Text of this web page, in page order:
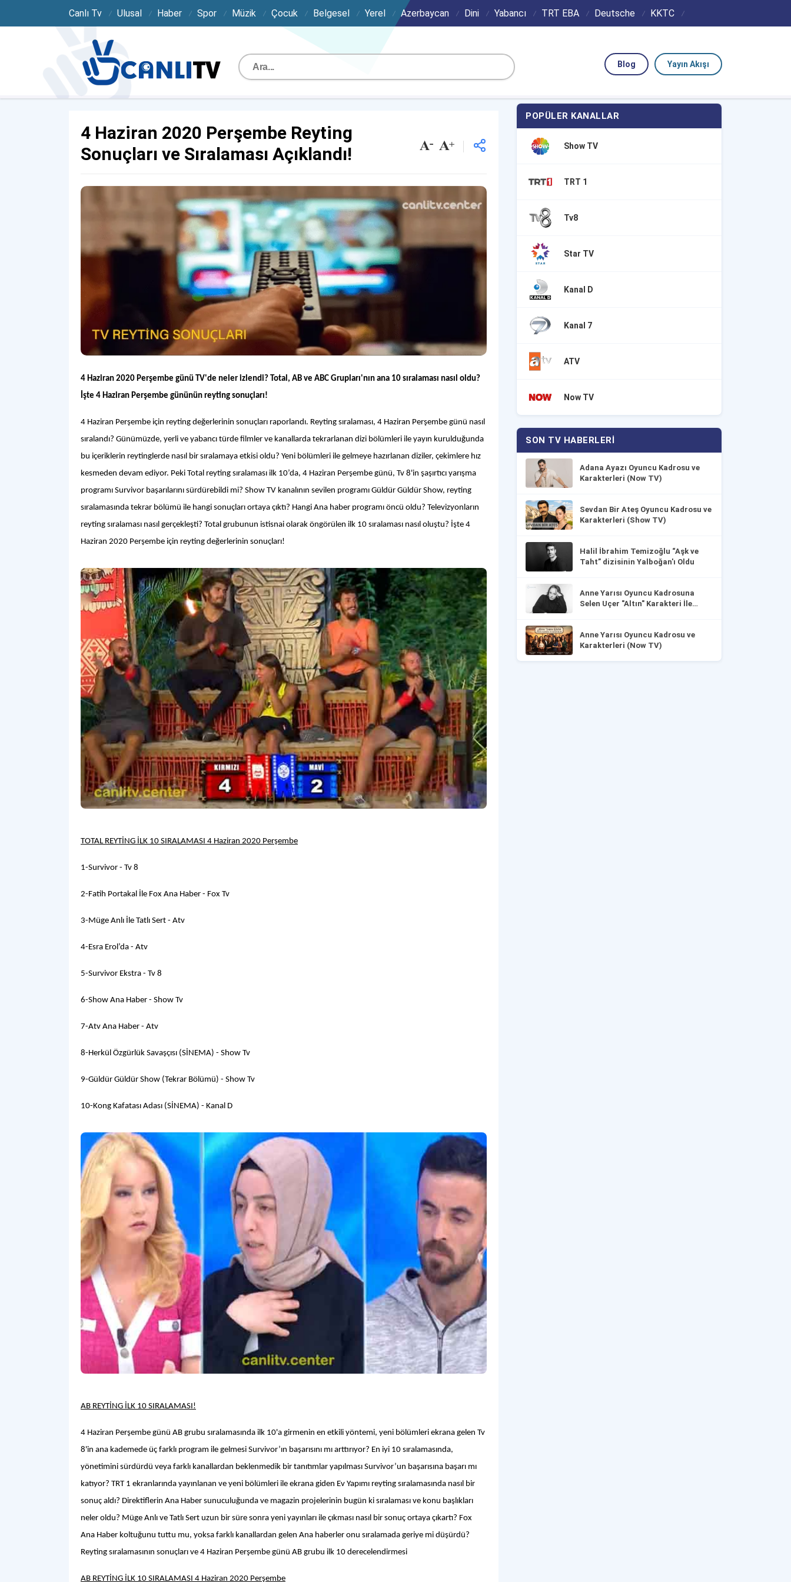
Canlı Tv Ulusal Haber Spor Müzik Çocuk Belgesel Yerel Azerbaycan Dini Yabancı TRT EBA Deutsche KKTC
Yayın Akışı
Blog
4 Haziran 2020 Perşembe Reyting
Sonuçları ve Sıralaması Açıklandı!
4 Haziran 2020 Perşembe günü TV'de neler izlendi? Total, AB ve ABC Grupları'nın ana 10 sıralaması nasıl oldu?
İşte 4 Haziran Perşembe gününün reyting sonuçları!
4 Haziran Perşembe için reyting değerlerinin sonuçları raporlandı. Reyting sıralaması, 4 Haziran Perşembe günü nasıl
sıralandı? Günümüzde, yerli ve yabancı türde filmler ve kanallarda tekrarlanan dizi bölümleri ile yayın kurulduğunda
bu içeriklerin reytinglerde nasıl bir sıralamaya etkisi oldu? Yeni bölümleri ile gelmeye hazırlanan diziler, çekimlere hız
kesmeden devam ediyor. Peki Total reyting sıralaması ilk 10’da, 4 Haziran Perşembe günü, Tv 8'in şaşırtıcı yarışma
programı Survivor başarılarını sürdürebildi mi? Show TV kanalının sevilen programı Güldür Güldür Show, reyting
sıralamasında tekrar bölümü ile hangi sonuçları ortaya çıktı? Hangi Ana haber programı öncü oldu? Televizyonların
reyting sıralaması nasıl gerçekleşti? Total grubunun istisnai olarak öngörülen ilk 10 sıralaması nasıl oluştu? İşte 4
Haziran 2020 Perşembe için reyting değerlerinin sonuçları!
TOTAL REYTİNG İLK 10 SIRALAMASI 4 Haziran 2020 Perşembe
1-Survivor - Tv 8
2-Fatih Portakal İle Fox Ana Haber - Fox Tv
3-Müge Anlı İle Tatlı Sert - Atv
4-Esra Erol’da - Atv
5-Survivor Ekstra - Tv 8
6-Show Ana Haber - Show Tv
7-Atv Ana Haber - Atv
8-Herkül Özgürlük Savaşçısı (SİNEMA) - Show Tv
9-Güldür Güldür Show (Tekrar Bölümü) - Show Tv
10-Kong Kafatası Adası (SİNEMA) - Kanal D
AB REYTİNG İLK 10 SIRALAMASI!
4 Haziran Perşembe günü AB grubu sıralamasında ilk 10'a girmenin en etkili yöntemi, yeni bölümleri ekrana gelen Tv
8'in ana kademede üç farklı program ile gelmesi Survivor’ın başarısını mı arttırıyor? En iyi 10 sıralamasında,
yönetimini sürdürdü veya farklı kanallardan beklenmedik bir tanıtımlar yapılması Survivor’un başarısına başarı mı
katıyor? TRT 1 ekranlarında yayınlanan ve yeni bölümleri ile ekrana giden Ev Yapımı reyting sıralamasında nasıl bir
sonuç aldı? Direktiflerin Ana Haber sunuculuğunda ve magazin projelerinin bugün ki sıralaması ve konu başlıkları
neler oldu? Müge Anlı ve Tatlı Sert uzun bir süre sonra yeni yayınları ile çıkması nasıl bir sonuç ortaya çıkartı? Fox
Ana Haber koltuğunu tuttu mu, yoksa farklı kanallardan gelen Ana haberler onu sıralamada geriye mi düşürdü?
Reyting sıralamasının sonuçları ve 4 Haziran Perşembe günü AB grubu ilk 10 derecelendirmesi
AB REYTİNG İLK 10 SIRALAMASI 4 Haziran 2020 Perşembe
POPÜLER KANALLAR
Show TV
TRT 1
Tv8
Star TV
Kanal D
Kanal 7
ATV
Now TV
SON TV HABERLERI
Adana Ayazı Oyuncu Kadrosu ve
Karakterleri (Now TV)
Sevdan Bir Ateş Oyuncu Kadrosu ve
Karakterleri (Show TV)
Halil İbrahim Temizoğlu “Aşk ve
Taht” dizisinin Yalboğan'ı Oldu
Anne Yarısı Oyuncu Kadrosuna
Selen Uçer "Altın" Karakteri İle
Anne Yarısı Oyuncu Kadrosu ve
Karakterleri (Now TV)